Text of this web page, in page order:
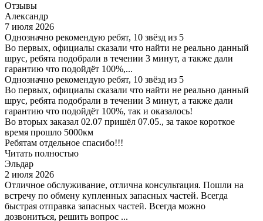
Отзывы
Александр
7 июля 2026
Однозначно рекомендую ребят, 10 звёзд из 5
Во первых, официалы сказали что найти не реально данный
шрус, ребята подобрали в течении 3 минут, а также дали
гарантию что подойдёт 100%,...
Однозначно рекомендую ребят, 10 звёзд из 5
Во первых, официалы сказали что найти не реально данный
шрус, ребята подобрали в течении 3 минут, а также дали
гарантию что подойдёт 100%, так и оказалось!
Во вторых заказал 02.07 пришёл 07.05., за такое короткое
время прошло 5000км
Ребятам отдельное спасибо!!!
Читать полностью
Эльдар
2 июля 2026
Отличное обслуживание, отлична консультация. Пошли на
встречу по обмену купленных запасных частей. Всегда
быстрая отправка запасных частей. Всегда можно
дозвониться, решить вопрос ...